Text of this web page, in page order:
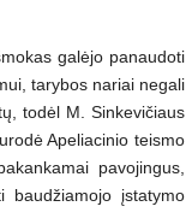
galėjo panaudoti
tarybos nariai negali
todėl M. Sinkevičiaus
Apeliacinio teismo
pavojingus,
baudžiamojo įstatymo